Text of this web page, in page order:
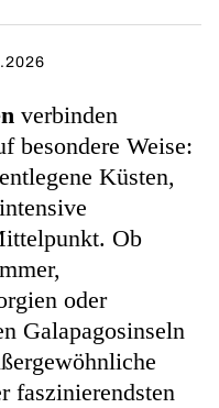
verbinden
besondere Weise:
Küsten,
Ob
oder
Galapagosinseln
faszinierendsten